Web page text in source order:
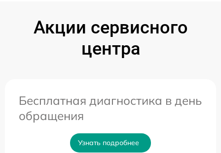
Акции сервисного
центра
Бесплатная диагностика в день
обращения
Узнать подробнее